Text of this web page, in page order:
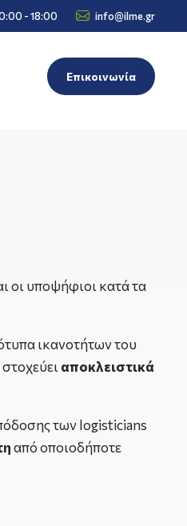
- 18:00  info@ilme.gr
Επικοινωνία
οι υποψήφιοι κατά τα
ικανοτήτων του
αποκλειστικά
των logisticians
από οποιοδήποτε